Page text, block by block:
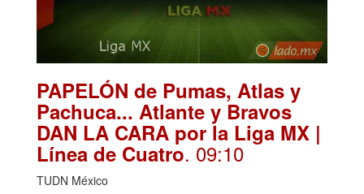
PAPELÓN de Pumas, Atlas y
Pachuca... Atlante y Bravos
DAN LA CARA por la Liga MX |
Línea de Cuatro. 09:10
TUDN México